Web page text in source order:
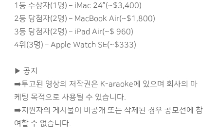
1등 수상자(1명) – iMac 24”(~$3,400)
2등 당첨자(2명) – MacBook Air(~$1,800)
3등 당첨자(2명) – iPad Air(~$ 960)
4위(3명) – Apple Watch SE(~$333)
▶ 공지
➡️투고된 영상의 저작권은 K-araoke에 있으며 회사의 마
케팅 목적으로 사용될 수 있습니다.
➡️지원자의 게시물이 비공개 또는 삭제된 경우 공모전에 참
여할 수 없습니다.